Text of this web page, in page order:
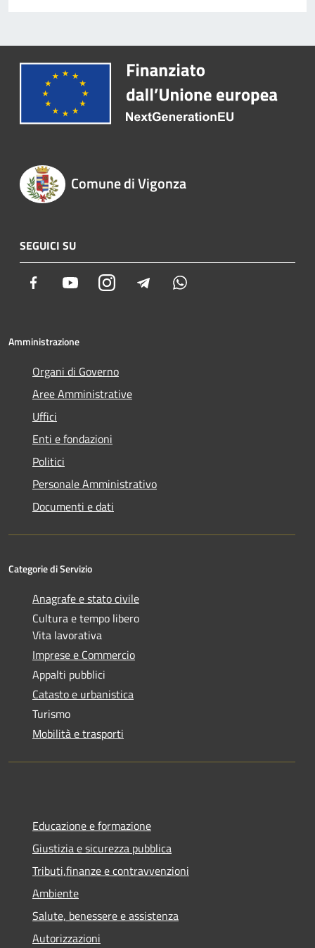
Comune di Vigonza
SEGUICI SU
Facebook YoutubeInstagram Telegram
Amministrazione
Organi di Governo
Aree Amministrative
Uffici
Enti e fondazioni
Politici
Personale Amministrativo
Documenti e dati
Categorie di Servizio
Anagrafe e stato civile
Cultura e tempo libero
Vita lavorativa
Imprese e Commercio
Appalti pubblici
Catasto e urbanistica
Turismo
Mobilità e trasporti
Educazione e formazione
Giustizia e sicurezza pubblica
Tributi,finanze e contravvenzioni
Ambiente
Salute, benessere e assistenza
Autorizzazioni